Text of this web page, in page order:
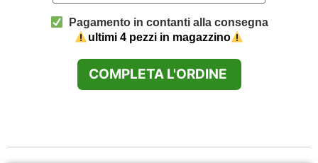
Pagamento in contanti alla consegna
ultimi 4 pezzi in magazzino
COMPLETA L'ORDINE